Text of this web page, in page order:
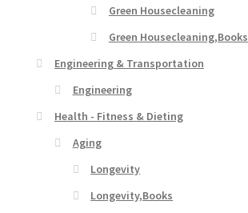
Green Housecleaning
Green Housecleaning,Books
Engineering & Transportation
Engineering
Health - Fitness & Dieting
Aging
Longevity
Longevity,Books